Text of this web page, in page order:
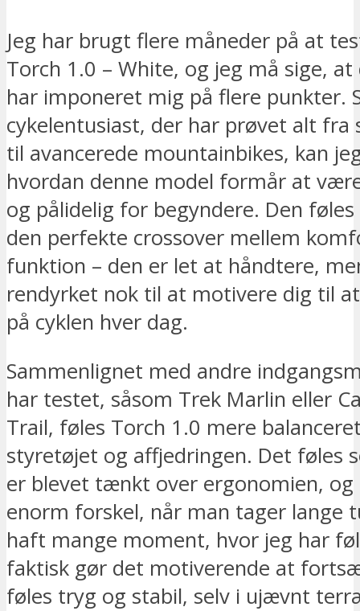
Jeg har brugt flere måneder på at
Torch 1.0 – White, og jeg må sige,
har imponeret mig på flere punkter.
cykelentusiast, der har prøvet alt fra
til avancerede mountainbikes, kan
hvordan denne model formår at
og pålidelig for begyndere. Den
den perfekte crossover mellem
funktion – den er let at håndtere,
rendyrket nok til at motivere dig til
på cyklen hver dag.
Sammenlignet med andre
har testet, såsom Trek Marlin eller
Trail, føles Torch 1.0 mere
styretøjet og affjedringen. Det føles
er blevet tænkt over ergonomien, og
enorm forskel, når man tager lange
haft mange moment, hvor jeg har
faktisk gør det motiverende at
føles tryg og stabil, selv i ujævnt